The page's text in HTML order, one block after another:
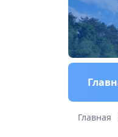
Главная